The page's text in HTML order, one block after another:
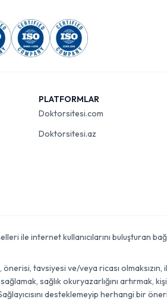
PLATFORMLAR
Doktorsitesi.com
Doktorsitesi.az
ile internet kullanıcılarını buluşturan
tavsiyesi ve/veya ricası olmaksızın,
sağlık okuryazarlığını artırmak,
desteklemeyip herhangi bir